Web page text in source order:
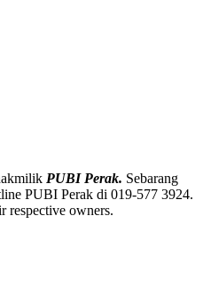
PUBI Perak. Sebarang
PUBI Perak di 019-577 3924.
respective owners.